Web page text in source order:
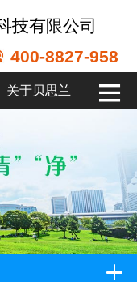
技有限公司
400-8827-958
关于贝思兰